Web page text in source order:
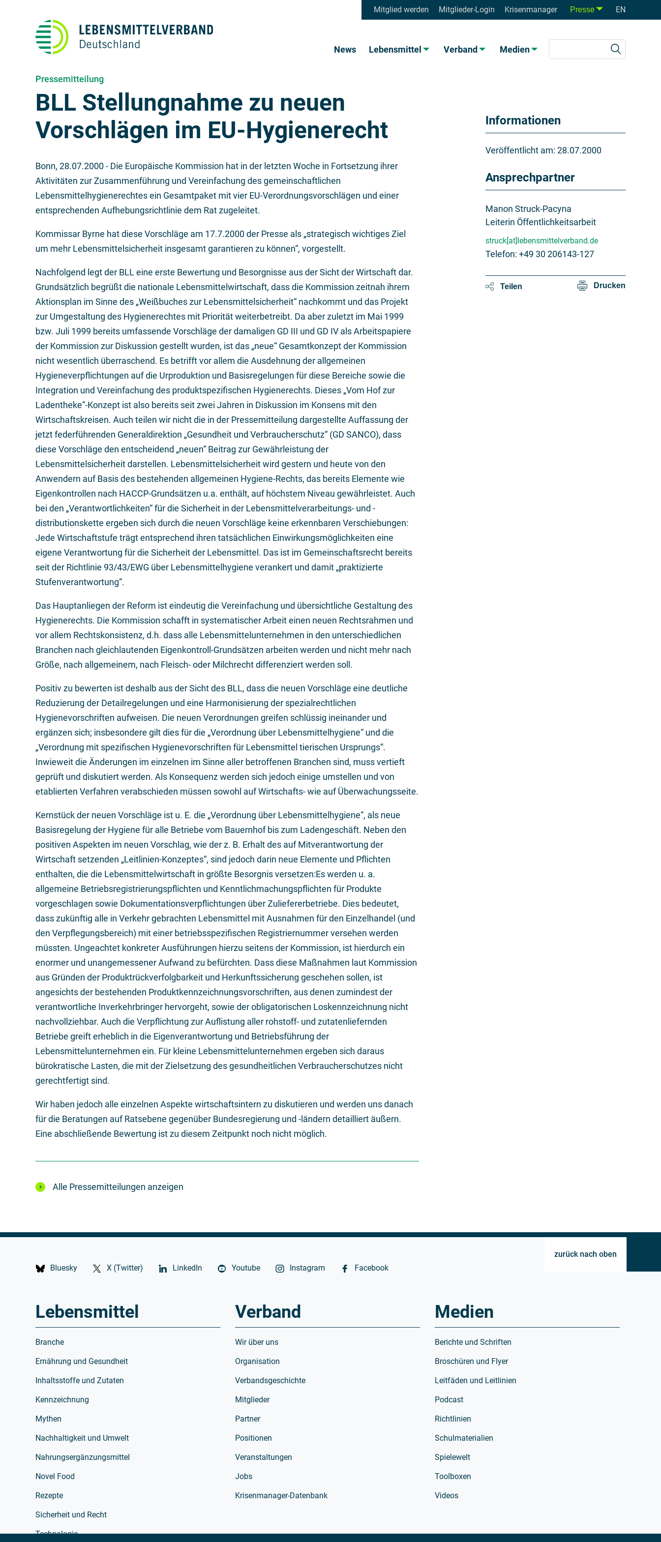
Mitglied werden Mitglieder-Login Krisenmanager Presse EN
News Lebensmittel Verband Medien
Pressemitteilung
BLL Stellungnahme zu neuen
Vorschlägen im EU-Hygienerecht
Bonn, 28.07.2000- Die Europäische Kommission hat in der letzten Woche in Fortsetzung ihrer
Aktivitäten zur Zusammenführung und Vereinfachung des gemeinschaftlichen
Lebensmittelhygienerechtes ein Gesamtpaket mit vier EU-Verordnungsvorschlägen und einer
entsprechenden Aufhebungsrichtlinie dem Rat zugeleitet.
Kommissar Byrne hat diese Vorschläge am 17.7.2000 der Presse als „strategisch wichtiges Ziel
um mehr Lebensmittelsicherheit insgesamt garantieren zu können“, vorgestellt.
Nachfolgend legt der BLL eine erste Bewertung und Besorgnisse aus der Sicht der Wirtschaft dar.
Grundsätzlich begrüßt die nationale Lebensmittelwirtschaft, dass die Kommission zeitnah ihrem
Aktionsplan im Sinne des „Weißbuches zur Lebensmittelsicherheit“ nachkommt und das Projekt
zur Umgestaltung des Hygienerechtes mit Priorität weiterbetreibt. Da aber zuletzt im Mai 1999
bzw. Juli 1999 bereits umfassende Vorschläge der damaligen GD III und GD IV als Arbeitspapiere
der Kommission zur Diskussion gestellt wurden, ist das „neue“ Gesamtkonzept der Kommission
nicht wesentlich überraschend. Es betrifft vor allem die Ausdehnung der allgemeinen
Hygieneverpflichtungen auf die Urproduktion und Basisregelungen für diese Bereiche sowie die
Integration und Vereinfachung des produktspezifischen Hygienerechts. Dieses „Vom Hof zur
Ladentheke“-Konzept ist also bereits seit zwei Jahren in Diskussion im Konsens mit den
Wirtschaftskreisen. Auch teilen wir nicht die in der Pressemitteilung dargestellte Auffassung der
jetzt federführenden Generaldirektion „Gesundheit und Verbraucherschutz“ (GD SANCO), dass
diese Vorschläge den entscheidend „neuen“ Beitrag zur Gewährleistung der
Lebensmittelsicherheit darstellen. Lebensmittelsicherheit wird gestern und heute von den
Anwendern auf Basis des bestehenden allgemeinen Hygiene-Rechts, das bereits Elemente wie
Eigenkontrollen nach HACCP-Grundsätzen u.a. enthält, auf höchstem Niveau gewährleistet. Auch
bei den „Verantwortlichkeiten“ für die Sicherheit in der Lebensmittelverarbeitungs- und -
distributionskette ergeben sich durch die neuen Vorschläge keine erkennbaren Verschiebungen:
Jede Wirtschaftstufe trägt entsprechend ihren tatsächlichen Einwirkungsmöglichkeiten eine
eigene Verantwortung für die Sicherheit der Lebensmittel. Das ist im Gemeinschaftsrecht bereits
seit der Richtlinie 93/43/EWG über Lebensmittelhygiene verankert und damit „praktizierte
Stufenverantwortung“.
Das Hauptanliegen der Reform ist eindeutig die Vereinfachung und übersichtliche Gestaltung des
Hygienerechts. Die Kommission schafft in systematischer Arbeit einen neuen Rechtsrahmen und
vor allem Rechtskonsistenz, d.h. dass alle Lebensmittelunternehmen in den unterschiedlichen
Branchen nach gleichlautenden Eigenkontroll-Grundsätzen arbeiten werden und nicht mehr nach
Größe, nach allgemeinem, nach Fleisch- oder Milchrecht differenziert werden soll.
Positiv zu bewerten ist deshalb aus der Sicht des BLL, dass die neuen Vorschläge eine deutliche
Reduzierung der Detailregelungen und eine Harmonisierung der spezialrechtlichen
Hygienevorschriften aufweisen. Die neuen Verordnungen greifen schlüssig ineinander und
ergänzen sich; insbesondere gilt dies für die „Verordnung über Lebensmittelhygiene“ und die
„Verordnung mit spezifischen Hygienevorschriften für Lebensmittel tierischen Ursprungs“.
Inwieweit die Änderungen im einzelnen im Sinne aller betroffenen Branchen sind, muss vertieft
geprüft und diskutiert werden. Als Konsequenz werden sich jedoch einige umstellen und von
etablierten Verfahren verabschieden müssen sowohl auf Wirtschafts- wie auf Überwachungsseite.
Kernstück der neuen Vorschläge ist u. E. die „Verordnung über Lebensmittelhygiene“, als neue
Basisregelung der Hygiene für alle Betriebe vom Bauernhof bis zum Ladengeschäft. Neben den
positiven Aspekten im neuen Vorschlag, wie der z. B. Erhalt des auf Mitverantwortung der
Wirtschaft setzenden „Leitlinien-Konzeptes“, sind jedoch darin neue Elemente und Pflichten
enthalten, die die Lebensmittelwirtschaft in größte Besorgnis versetzen:Es werden u. a.
allgemeine Betriebsregistrierungspflichten und Kenntlichmachungspflichten für Produkte
vorgeschlagen sowie Dokumentationsverpflichtungen über Zuliefererbetriebe. Dies bedeutet,
dass zukünftig alle in Verkehr gebrachten Lebensmittel mit Ausnahmen für den Einzelhandel (und
den Verpflegungsbereich) mit einer betriebsspezifischen Registriernummer versehen werden
müssten. Ungeachtet konkreter Ausführungen hierzu seitens der Kommission, ist hierdurch ein
enormer und unangemessener Aufwand zu befürchten. Dass diese Maßnahmen laut Kommission
aus Gründen der Produktrückverfolgbarkeit und Herkunftssicherung geschehen sollen, ist
angesichts der bestehenden Produktkennzeichnungsvorschriften, aus denen zumindest der
verantwortliche Inverkehrbringer hervorgeht, sowie der obligatorischen Loskennzeichnung nicht
nachvollziehbar. Auch die Verpflichtung zur Auflistung aller rohstoff- und zutatenliefernden
Betriebe greift erheblich in die Eigenverantwortung und Betriebsführung der
Lebensmittelunternehmen ein. Für kleine Lebensmittelunternehmen ergeben sich daraus
bürokratische Lasten, die mit der Zielsetzung des gesundheitlichen Verbraucherschutzes nicht
gerechtfertigt sind.
Wir haben jedoch alle einzelnen Aspekte wirtschaftsintern zu diskutieren und werden uns danach
für die Beratungen auf Ratsebene gegenüber Bundesregierung und -ländern detailliert äußern.
Eine abschließende Bewertung ist zu diesem Zeitpunkt noch nicht möglich.
Alle Pressemitteilungen anzeigen
Informationen
Veröffentlicht am: 28.07.2000
Ansprechpartner
Manon Struck-Pacyna
Leiterin Öffentlichkeitsarbeit
struck[at]lebensmittelverband.de
Telefon: +49 30 206143-127
Teilen Drucken
zurück nach oben
Bluesky
X (Twitter) LinkedIn Youtube Instagram Facebook
Lebensmittel
Branche
Ernährung und Gesundheit
Inhaltsstoffe und Zutaten
Kennzeichnung
Mythen
Nachhaltigkeit und Umwelt
Nahrungsergänzungsmittel
Novel Food
Rezepte
Sicherheit und Recht
Technologie
Verband
Wir über uns
Organisation
Verbandsgeschichte
Mitglieder
Partner
Positionen
Veranstaltungen
Jobs
Krisenmanager-Datenbank
Medien
Berichte und Schriften
Broschüren und Flyer
Leitfäden und Leitlinien
Podcast
Richtlinien
Schulmaterialien
Spielewelt
Toolboxen
Videos